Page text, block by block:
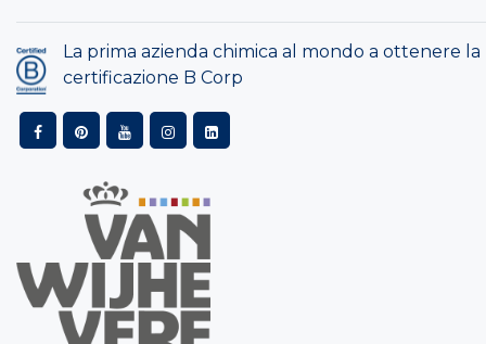
La prima azienda chimica al mondo a ottenere la
certificazione B Corp